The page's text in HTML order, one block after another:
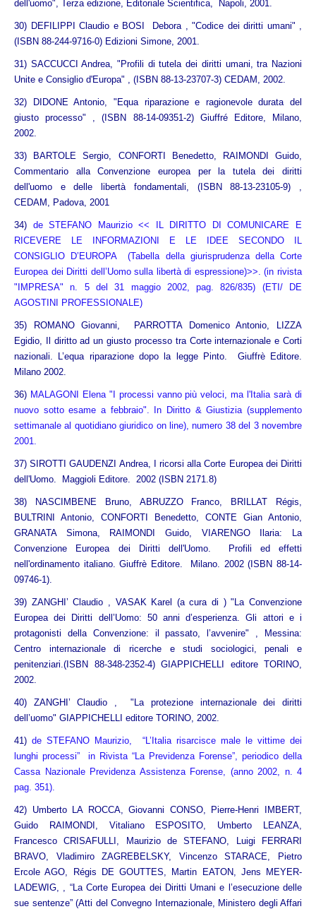
dell'uomo", Terza edizione, Editoriale Scientifica, Napoli, 2001.
30) DEFILIPPI Claudio e BOSI Debora , "Codice dei diritti umani" ,
(ISBN 88-244-9716-0) Edizioni Simone, 2001.
31) SACCUCCI Andrea, "Profili di tutela dei diritti umani, tra Nazioni
Unite e Consiglio d'Europa" , (ISBN 88-13-23707-3) CEDAM, 2002.
32) DIDONE Antonio, "Equa riparazione e ragionevole durata del
giusto processo" , (ISBN 88-14-09351-2) Giuffré Editore, Milano,
2002.
33) BARTOLE Sergio, CONFORTI Benedetto, RAIMONDI Guido,
Commentario alla Convenzione europea per la tutela dei diritti
dell'uomo e delle libertà fondamentali, (ISBN 88-13-23105-9) ,
CEDAM, Padova, 2001
34) de STEFANO Maurizio << IL DIRITTO DI COMUNICARE E
RICEVERE LE INFORMAZIONI E LE IDEE SECONDO IL
CONSIGLIO D’EUROPA (Tabella della giurisprudenza della Corte
Europea dei Diritti dell’Uomo sulla libertà di espressione)>>. (in rivista
"IMPRESA" n. 5 del 31 maggio 2002, pag. 826/835) (ETI/ DE
AGOSTINI PROFESSIONALE)
35) ROMANO Giovanni, PARROTTA Domenico Antonio, LIZZA
Egidio, Il diritto ad un giusto processo tra Corte internazionale e Corti
nazionali. L’equa riparazione dopo la legge Pinto. Giuffrè Editore.
Milano 2002.
36) MALAGONI Elena "I processi vanno più veloci, ma l'Italia sarà di
nuovo sotto esame a febbraio". In Diritto & Giustizia (supplemento
settimanale al quotidiano giuridico on line), numero 38 del 3 novembre
2001.
37) SIROTTI GAUDENZI Andrea, I ricorsi alla Corte Europea dei Diritti
dell'Uomo. Maggioli Editore. 2002 (ISBN 2171.8)
38) NASCIMBENE Bruno, ABRUZZO Franco, BRILLAT Régis,
BULTRINI Antonio, CONFORTI Benedetto, CONTE Gian Antonio,
GRANATA Simona, RAIMONDI Guido, VIARENGO Ilaria: La
Convenzione Europea dei Diritti dell'Uomo. Profili ed effetti
nell'ordinamento italiano. Giuffrè Editore. Milano. 2002 (ISBN 88-14-
09746-1).
39) ZANGHI’ Claudio , VASAK Karel (a cura di ) "La Convenzione
Europea dei Diritti dell’Uomo: 50 anni d’esperienza. Gli attori e i
protagonisti della Convenzione: il passato, l’avvenire" , Messina:
Centro internazionale di ricerche e studi sociologici, penali e
penitenziari.(ISBN 88-348-2352-4) GIAPPICHELLI editore TORINO,
2002.
40) ZANGHI’ Claudio , "La protezione internazionale dei diritti
dell’uomo" GIAPPICHELLI editore TORINO, 2002.
41)de STEFANO Maurizio, “L’Italia risarcisce male le vittime dei
lunghi processi” in Rivista “La Previdenza Forense”, periodico della
Cassa Nazionale Previdenza Assistenza Forense, (anno 2002, n. 4
pag. 351).
42) Umberto LA ROCCA, Giovanni CONSO, Pierre-Henri IMBERT,
Guido RAIMONDI, Vitaliano ESPOSITO, Umberto LEANZA,
Francesco CRISAFULLI, Maurizio de STEFANO, Luigi FERRARI
BRAVO, Vladimiro ZAGREBELSKY, Vincenzo STARACE, Pietro
Ercole AGO, Régis DE GOUTTES, Martin EATON, Jens MEYER-
LADEWIG, , “La Corte Europea dei Diritti Umani e l’esecuzione delle
sue sentenze” (Atti del Convegno Internazionale, Ministero degli Affari